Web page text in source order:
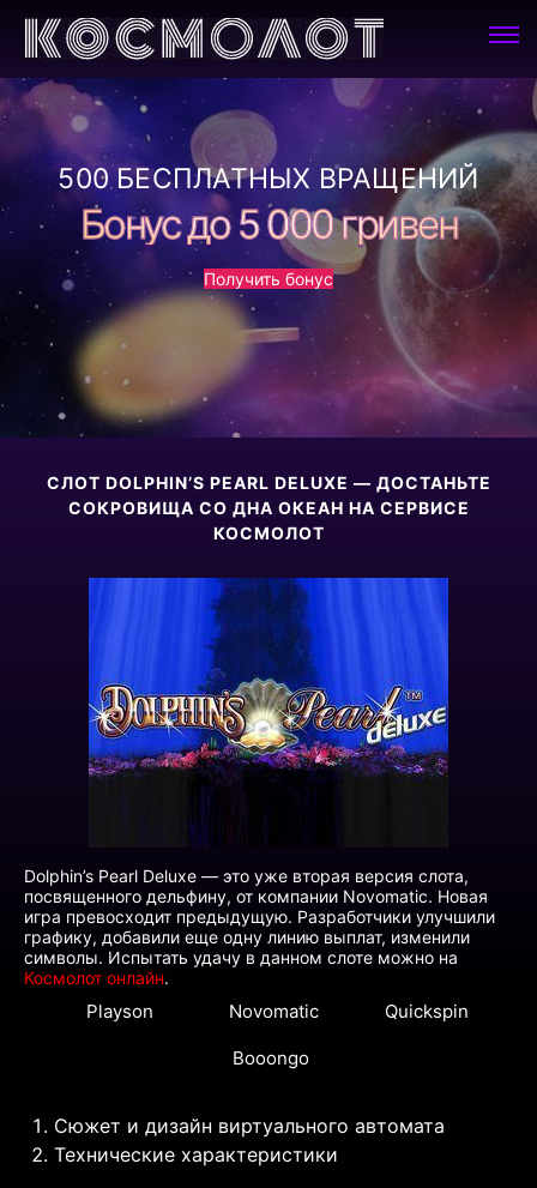
500 БЕСПЛАТНЫХ ВРАЩЕНИЙ
Бонус до 5 000 гривен
Получить бонус
СЛОТ DOLPHIN’S PEARL DELUXE — ДОСТАНЬТЕ
СОКРОВИЩА СО ДНА ОКЕАН НА СЕРВИСЕ
КОСМОЛОТ
Dolphin’s Pearl Deluxe — это уже вторая версия слота,
посвященного дельфину, от компании Novomatic. Новая
игра превосходит предыдущую. Разработчики улучшили
графику, добавили еще одну линию выплат, изменили
символы. Испытать удачу в данном слоте можно на
Космолот онлайн.
Playson Novomatic Quickspin
Booongo
Сюжет и дизайн виртуального автомата
Технические характеристики